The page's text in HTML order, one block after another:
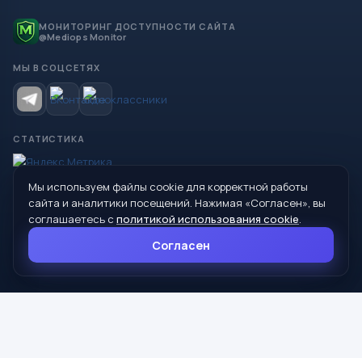
МОНИТОРИНГ ДОСТУПНОСТИ САЙТА
@Mediops Monitor
МЫ В СОЦСЕТЯХ
СТАТИСТИКА
© 2026 Управление образования Администрации МО
Сухой Лог
624800, Свердловская область, г. Сухой Лог, ул. Кирова, дом 7
8 (34373) 4-33-85
Мы используем файлы cookie для корректной работы
сайта и аналитики посещений. Нажимая «Согласен», вы
соглашаетесь с политикой использования cookie.
Согласен